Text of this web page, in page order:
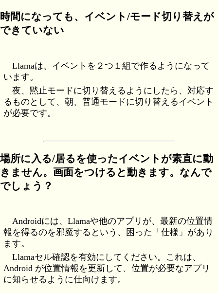
時間になっても、イベント/モード切り替えが
できていない
Llamaは、イベントを２つ１組で作るようになって
います。
夜、黙止モードに切り替えるようにしたら、対応す
るものとして、朝、普通モードに切り替えるイベント
が必要です。
場所に入る/居るを使ったイベントが素直に動
きません。画面をつけると動きます。 なんで
でしょう？
Androidには、Llamaや他のアプリが、最新の位置情
報を得るのを邪魔するという、困った「仕様」があり
ます。
Llamaセル確認を有効にしてください。これは、
Android が位置情報を更新して、位置が必要なアプリ
に知らせるように仕向けます。